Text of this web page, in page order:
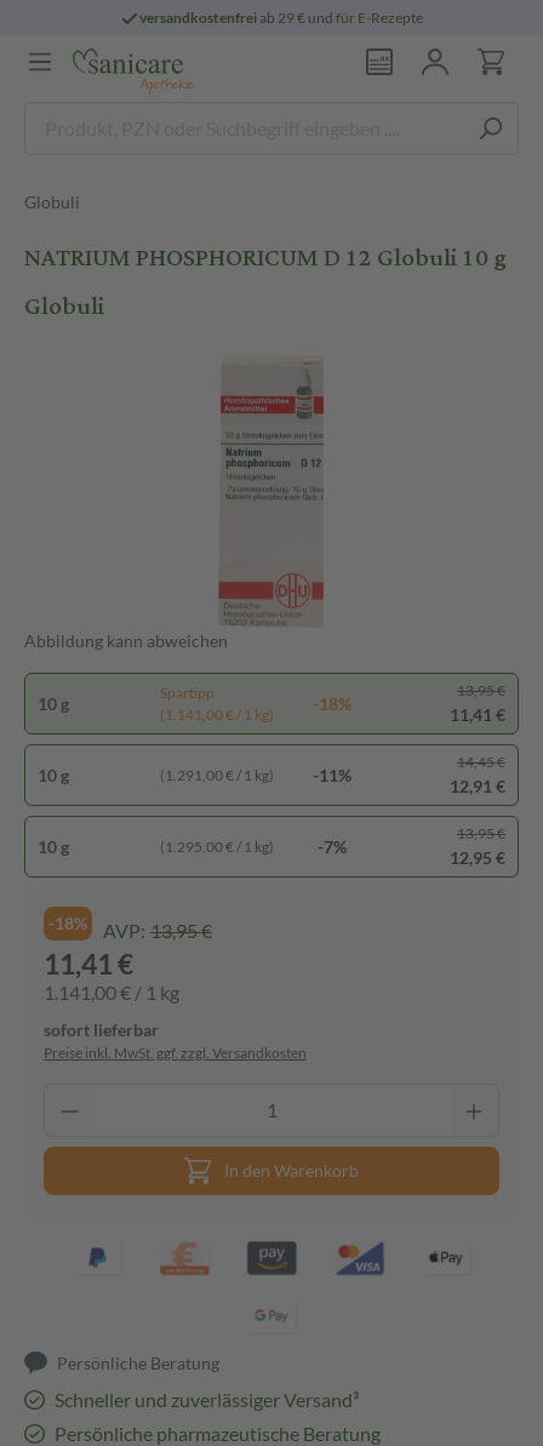
versandkostenfreiab 29 € und für E-Rezepte
Globuli
NATRIUM PHOSPHORICUM D 12 Globuli 10 g
Globuli
Abbildung kann abweichen
10 g
Spartipp
(1.141,00 € / 1 kg)
-18%
13,95 €
11,41 €
10 g (1.291,00 € / 1 kg) -11%
14,45 €
12,91 €
10 g (1.295,00 € / 1 kg) -7%
13,95 €
12,95 €
-18% AVP: 13,95 €
11,41 €
1.141,00 € / 1 kg
sofort lieferbar
Preise inkl. MwSt. ggf. zzgl. Versandkosten
In den Warenkorb
Persönliche Beratung
Schneller und zuverlässiger Versand³
Persönliche pharmazeutische Beratung